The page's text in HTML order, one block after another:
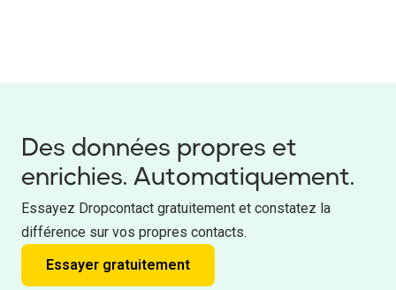
Des données propres et
enrichies. Automatiquement.
Essayez Dropcontact gratuitement et constatez la
différence sur vos propres contacts.
Essayer gratuitement